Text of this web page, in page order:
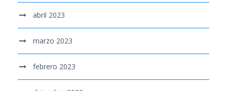
abril 2023
marzo 2023
febrero 2023